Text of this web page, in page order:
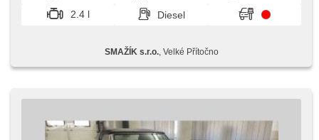
2.4 l
Diesel
SMAŽÍK s.r.o., Velké Přítočno